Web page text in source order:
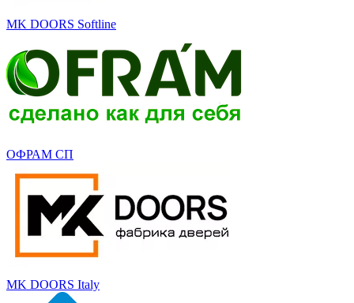
MK DOORS Softline
ОФРАМ СП
MK DOORS Italy